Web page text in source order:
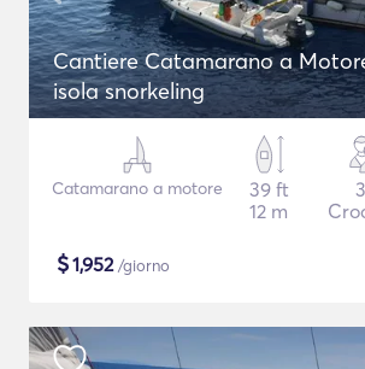
Cantiere Catamarano a
isola snorkeling
Catamarano a motore
39 ft
12 m
$1,952/giorno